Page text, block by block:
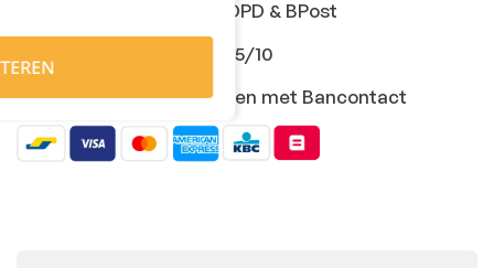
Snelle levering met DPD & BPost
Klanten geven ons 9,5/10
Veilig online afrekenen met Bancontact